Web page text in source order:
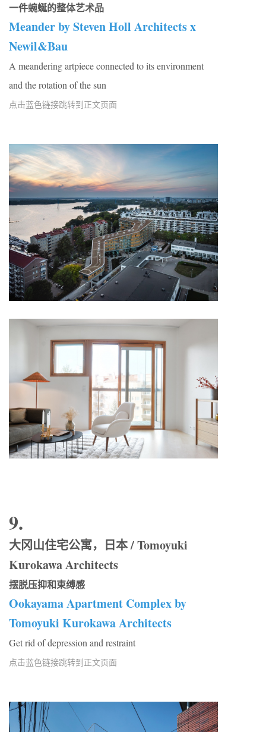
一件蜿蜒的整体艺术品
Meander by Steven Holl Architects x
Newil&Bau
A meandering artpiece connected to its environment
and the rotation of the sun
点击蓝色链接跳转到正文页面
9.
大冈山住宅公寓，日本 / Tomoyuki
Kurokawa Architects
摆脱压抑和束缚感
Ookayama Apartment Complex by
Tomoyuki Kurokawa Architects
Get rid of depression and restraint
点击蓝色链接跳转到正文页面